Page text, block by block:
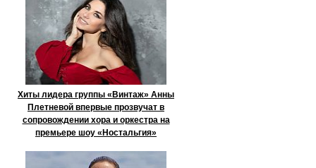
Хиты лидера группы «Винтаж» Анны
Плетневой впервые прозвучат в
сопровождении хора и оркестра на
премьере шоу «Ностальгия»